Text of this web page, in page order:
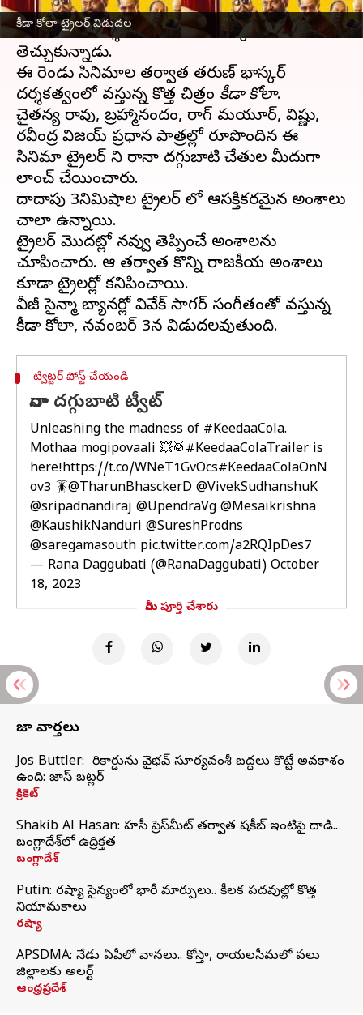
కీడా కోలా ట్రైలర్ విడుదల
పెళ్లిచూపులు, ఈ నగరానికి ఏమైంది వంటి యూత్ ఫుల్
సినిమాలతో దర్శకుడిగా తరుణ్ భాస్కర్ పేరు
తెచ్చుకున్నాడు.
ఈ రెండు సినిమాల తర్వాత తరుణ్ భాస్కర్
దర్శకత్వంలో వస్తున్న కొత్త చిత్రం కీడా కోలా.
చైతన్య రావు, బ్రహ్మానందం, రాగ్ మయూర్, విష్ణు,
రవీంద్ర విజయ్ ప్రధాన పాత్రల్లో రూపొందిన ఈ
సినిమా ట్రైలర్ ని రానా దగ్గుబాటి చేతుల మీదుగా
లాంచ్ చేయించారు.
దాదాపు 3నిమిషాల ట్రైలర్ లో ఆసక్తికరమైన అంశాలు
చాలా ఉన్నాయి.
ట్రైలర్ మొదట్లో నవ్వు తెప్పించే అంశాలను
చూపించారు. ఆ తర్వాత కొన్ని రాజకీయ అంశాలు
కూడా ట్రైలర్లో కనిపించాయి.
వీజీ సైన్మా బ్యానర్లో వివేక్ సాగర్ సంగీతంతో వస్తున్న
ట్విట్టర్ పోస్ట్ చేయండి
రానా దగ్గుబాటి ట్వీట్
Unleashing the madness of #KeedaaCola.
Mothaa mogipovaali 💥🥁#KeedaaColaTrailer is
here!https://t.co/WNeT1GvOcs#KeedaaColaOnN
ov3 🪳@TharunBhasckerD @VivekSudhanshuK
@sripadnandiraj @UpendraVg @Mesaikrishna
@KaushikNanduri @SureshProdns
@saregamasouth pic.twitter.com/a2RQIpDes7
— Rana Daggubati (@RanaDaggubati) October
18, 2023
మీరు పూర్తి చేశారు
తాజా వార్తలు
Jos Buttler: నా రికార్డును వైభవ్ సూర్యవంశీ బద్దలు కొట్టే అవకాశం
ఉంది: జాస్ బట్లర్
క్రికెట్
Shakib Al Hasan: హసీనా ప్రెస్‌మీట్‌ తర్వాత షకీబ్‌ ఇంటిపై దాడి..
బంగ్లాదేశ్‌లో ఉద్రిక్తత
బంగ్లాదేశ్
Putin: రష్యా సైన్యంలో భారీ మార్పులు.. కీలక పదవుల్లో కొత్త
నియామకాలు
రష్యా
APSDMA: నేడు ఏపీలో వానలు.. కోస్తా, రాయలసీమలో పలు
జిల్లాలకు అలర్ట్
ఆంధ్రప్రదేశ్